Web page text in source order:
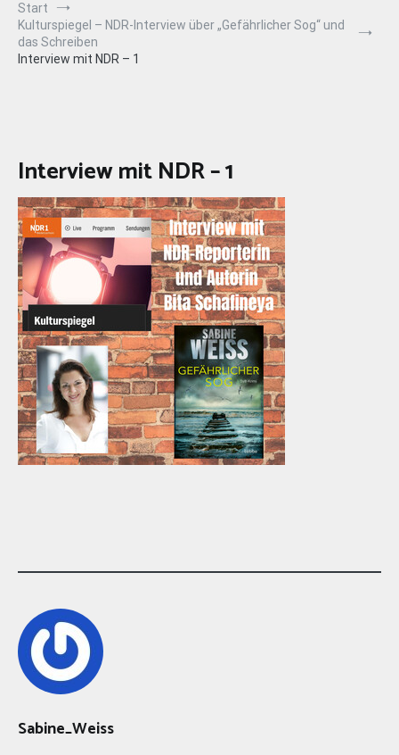
Start
Kulturspiegel – NDR-Interview über „Gefährlicher Sog“ und
das Schreiben
Interview mit NDR – 1
Interview mit NDR – 1
Sabine_Weiss